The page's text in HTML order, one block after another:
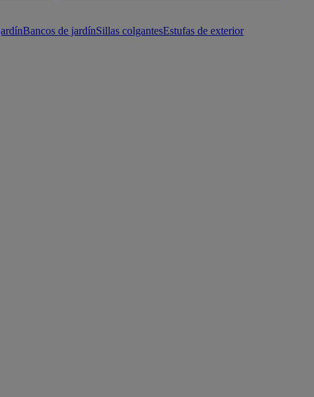
Bancos de jardínSillas colgantesEstufas de exterior